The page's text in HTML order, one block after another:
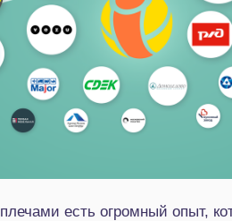
есть огромный опыт,